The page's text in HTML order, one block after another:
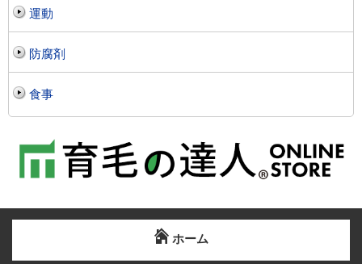
運動
防腐剤
食事
ホーム